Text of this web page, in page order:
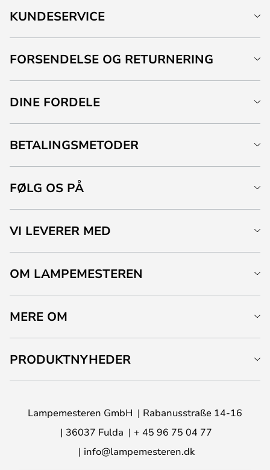
KUNDESERVICE
FORSENDELSE OG RETURNERING
DINE FORDELE
BETALINGSMETODER
FØLG OS PÅ
VI LEVERER MED
OM LAMPEMESTEREN
MERE OM
PRODUKTNYHEDER
Lampemesteren GmbH
Rabanusstraße 14-16
36037 Fulda
+ 45 96 75 04 77
info@lampemesteren.dk